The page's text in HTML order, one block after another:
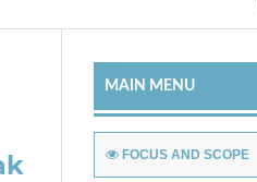
MAIN MENU
FOCUS AND SCOPE